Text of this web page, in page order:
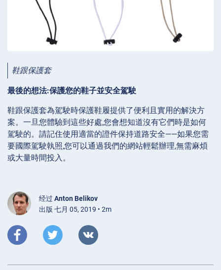
鞋跟保護套
最後的想法:保護您的鞋子並安全駕駛
鞋跟保護套為駕駛時保護鞋履提供了便利且實用的解決方
案。一旦您體驗到這些好處,您會想知道沒有它們時是如何
駕駛的。請記住使用適當的證件保持道路安全——如果您需
要國際駕駛執照,您可以通過我們的網站輕鬆辦理,無需麻煩
或大量時間投入。
经过 Anton Belikov
出版 七月 05, 2019 • 2m